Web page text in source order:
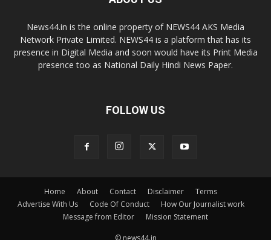
News44.in is the online property of NEWS44 AKS Media
Network Private Limited. NEWS44 is a platform that has its
presence in Digital Media and soon would have its Print Media
presence too as National Daily Hindi News Paper.
FOLLOW US
Home About Contact Disclaimer
Terms
Advertise With Us
Code Of Conduct
How Our Journalist work
Message from Editor
Mission Statement
© news44.in